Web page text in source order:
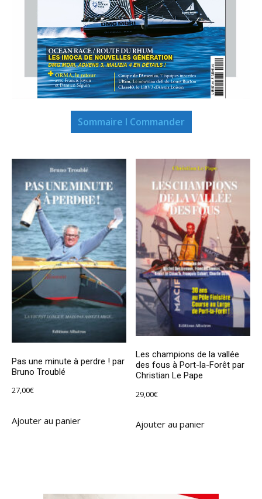
Sommaire I Commander
Pas une minute à perdre ! par
Bruno Troublé
27,00€
Ajouter au panier
Les champions de la vallée
des fous à Port-la-Forêt par
Christian Le Pape
29,00€
Ajouter au panier